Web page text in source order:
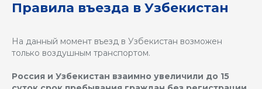
Правила въезда в Узбекистан
На данный момент въезд в Узбекистан возможен
только воздушным транспортом.
Россия и Узбекистан взаимно увеличили до 15